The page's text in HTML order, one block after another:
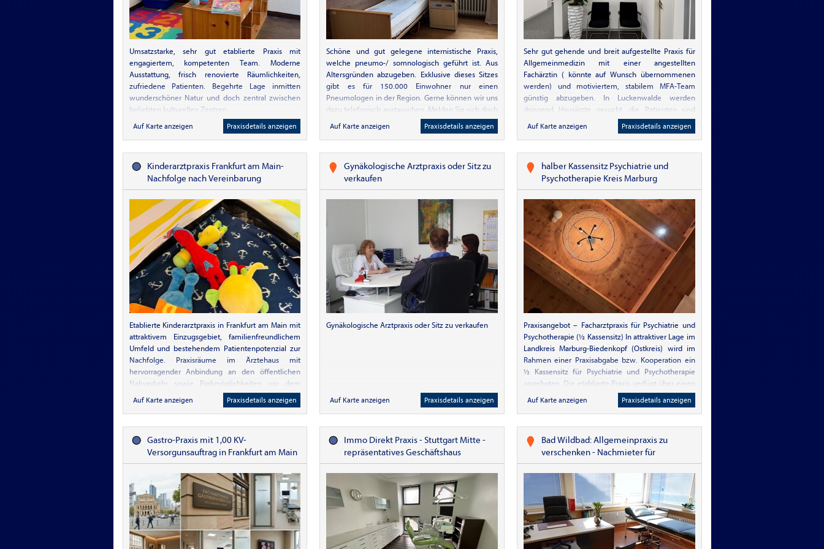
Infrastruktur und hoher Lebensqualität. Interesse?
Gerne stellen wir Ihnen den MVZ-Verbund sowie
die Beteiligungsoptionen in einem vertraulichen
Umsatzstarke, sehr gut etablierte Praxis mit
engagiertem, kompetenten Team. Moderne
Ausstattung, frisch renovierte Räumlichkeiten,
zufriedene Patienten. Begehrte Lage inmitten
wunderschöner Natur und doch zentral zwischen
beliebten kulturellen Zentren.
Auf Karte anzeigen Praxisdetails anzeigen
Schöne und gut gelegene internistische Praxis,
welche pneumo-/ somnologisch geführt ist. Aus
Altersgründen abzugeben. Exklusive dieses Sitzes
gibt es für 150.000 Einwohner nur einen
Pneumologen in der Region. Gerne können wir uns
dazu telefonisch austauschen. Melden Sie sich doch
gerne per Mail für einen Termin unter:
stephandietmair@gmx.de
Auf Karte anzeigen Praxisdetails anzeigen
Sehr gut gehende und breit aufgestellte Praxis für
Allgemeinmedizin mit einer angestellten
Fachärztin ( könnte auf Wunsch übernommenen
werden) und motiviertem, stabilem MFA-Team
günstig abzugeben. In Luckenwalde werden
dringend Hausärzte gesucht, die Patienten sind
äußerst dankbar. Gute Work-life-balance möglich.
Wunderschöne Praxisräume mit 3 Arztzimmern,
Akupunktur o.ä..Auf Wunsch Einarbeitung möglich.
Die Praxis ist auch aus Berlin super zu erreichen .
Auf Karte anzeigen Praxisdetails anzeigen
Kinderarztpraxis Frankfurt am Main-
Nachfolge nach Vereinbarung
Etablierte Kinderarztpraxis in Frankfurt am Main mit
attraktivem Einzugsgebiet, familienfreundlichem
Umfeld und bestehendem Patientenpotenzial zur
Nachfolge. Praxisräume im Ärztehaus mit
hervorragender Anbindung an den öffentlichen
Nahverkehr sowie Parkmöglichkeiten vor dem
Haus, in der Umgebung und mit
Garagen-/Stellplatzmöglichkeiten in der Nähe .
Stadtwald und Goetheturm. Kitas und Schulen im
Umfeld. Übernahme nach Vereinbarung. Weitere
Informationen /Expose auf Anfrage. Bitte um
Kurzprofil mit Facharztstatus, gewünschtem Start
und Kontaktdaten. Kontakt bitte bevorzugt per E-
Mail.
Auf Karte anzeigen Praxisdetails anzeigen
Gynäkologische Arztpraxis oder Sitz zu
verkaufen
Gynäkologische Arztpraxis oder Sitz zu verkaufen
Auf Karte anzeigen Praxisdetails anzeigen
halber Kassensitz Psychiatrie und
Psychotherapie Kreis Marburg
Biedenkopf
Praxisangebot – Facharztpraxis für Psychiatrie und
Psychotherapie (½ Kassensitz) In attraktiver Lage im
Landkreis Marburg-Biedenkopf (Ostkreis) wird im
Rahmen einer Praxisabgabe bzw. Kooperation ein
½ Kassensitz für Psychiatrie und Psychotherapie
angeboten. Die etablierte Praxis verfügt über einen
langjährigen Patientenstamm, stabile
Zuweiserstrukturen (Hausärzte, Kliniken) sowie
aktuell langen Wartezeiten von ca. 9–12 Monaten
ist eine nachhaltige Auslastung gesichert. Die
Räumlichkeiten sind vollständig ausgestattet und
ermöglichen eine unmittelbare Weiterführung
ohne größere Investitionen. Zur modernen
Ausstattung gehört u. a. ein rTMS-Gerät, wodurch
zusätzliche therapeutische Angebote möglich sind.
Die Praxis befindet sich in verkehrsgünstiger Lage
mit guten Parkmöglichkeiten und ist barrierefrei in
einem modernen Ärztehaus untergebracht. Im
selben Gebäude bestehen vielfältige
Auf Karte anzeigen Praxisdetails anzeigen
Gastro-Praxis mit 1,00 KV-
Versorgunsauftrag in Frankfurt am Main
in gute kollegiale Hände abzugeben.
Immo Direkt Praxis - Stuttgart Mitte -
repräsentatives Geschäftshaus
Bad Wildbad: Allgemeinpraxis zu
verschenken - Nachmieter für
vorhandene Praxisräume